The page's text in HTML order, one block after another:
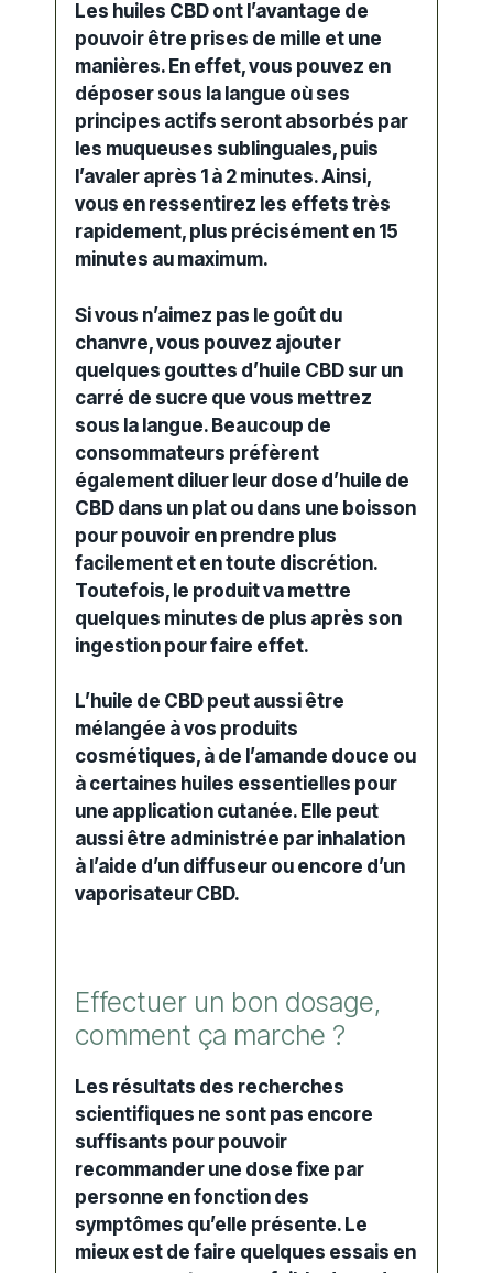
Les huiles CBD ont l’avantage de
pouvoir être prises de mille et une
manières. En effet, vous pouvez en
déposer sous la langue où ses
principes actifs seront absorbés par
les muqueuses sublinguales, puis
l’avaler après 1 à 2 minutes. Ainsi,
vous en ressentirez les effets très
rapidement, plus précisément en 15
minutes au maximum.
Si vous n’aimez pas le goût du
chanvre, vous pouvez ajouter
quelques gouttes d’huile CBD sur un
carré de sucre que vous mettrez
sous la langue. Beaucoup de
consommateurs préfèrent
également diluer leur dose d’huile de
CBD dans un plat ou dans une boisson
pour pouvoir en prendre plus
facilement et en toute discrétion.
Toutefois, le produit va mettre
quelques minutes de plus après son
ingestion pour faire effet.
L’huile de CBD peut aussi être
mélangée à vos produits
cosmétiques, à de l’amande douce ou
à certaines huiles essentielles pour
une application cutanée. Elle peut
aussi être administrée par inhalation
à l’aide d’un diffuseur ou encore d’un
vaporisateur CBD.
Effectuer un bon dosage,
comment ça marche ?
Les résultats des recherches
scientifiques ne sont pas encore
suffisants pour pouvoir
recommander une dose fixe par
personne en fonction des
symptômes qu’elle présente. Le
mieux est de faire quelques essais en